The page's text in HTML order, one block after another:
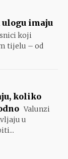
imaju
koji
tijelu – od
koliko
Valunzi
u